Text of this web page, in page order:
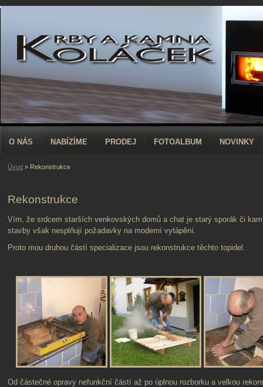
O NÁS NABÍZÍME PRODEJ FOTOALBUM NOVINKY
Úvod » Rekonstrukce
Rekonstrukce
Vím, že srdcem starších venkovských domů a chat je starý sporák či
stavby však nesplňují požadavky na moderní vytápění.
Proto mou druhou částí specializace jsou rekonstrukce těchto topidel.
Od částečné opravy nefunkční částí až po úplnou rozborku a velkou